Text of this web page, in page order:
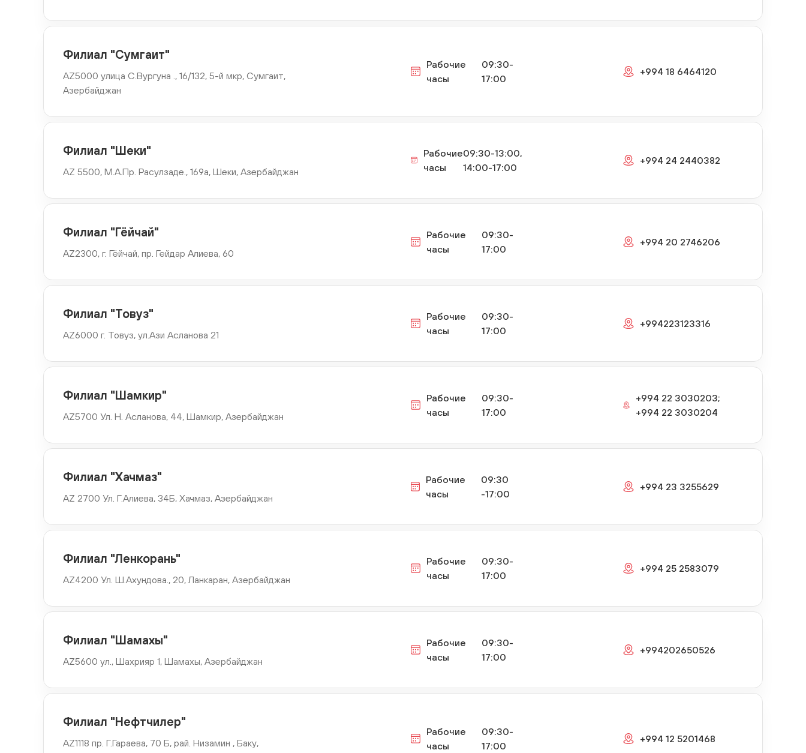
Филиал "Газах"
Шамоева, подъезд 20
Филиал "Мингечевир"
AZ 4500 г. Мингечевир, ул. Мирза Фатали Ахундова, 15/16А
Филиал "Шабран"
AZ1700 ,Пр. Г.Алиева, 115 А, Шабран Азербайджан
Филиал "Джалилабад"
AZ1500 .Пр. Г.Алиева, 142 А, Джалилабад, Азербайджан
AZ3100 г. Исмаиллы, пр. Гейдар Алиева, 97
Филиал "Евлах"
AZ6600 г. Евлах, пр. Гейдар Алиева, 47A
AZ1012 г. Баку, Ясамальский рай., Московский пр., 67,
Филиал "Гянджа"
AZ 2000, Гянджа, проспект Гейдар Алиев , вход 438
Филиал "Загатала"
AZ 4700,20 январь ул.18 А, Нефтчала, Азербайджан
Филиал "Сиязянь"
Филиал "Сумгаит"
AZ5000 улица С.Вургуна ., 16/132, 5-й мкр, Сумгаит,
Азербайджан
Рабочие
часы
09:30-
17:00
+994 18 6464120
Филиал "Шеки"
AZ 5500, M.А.Пр. Расулзаде., 169а, Шеки, Азербайджан
Рабочие
часы
09:30-13:00,
14:00-17:00
+994 24 2440382
Филиал "Гёйчай"
AZ2300, г. Гёйчай, пр. Гейдар Алиева, 60
Рабочие
часы
09:30-
17:00
+994 20 2746206
Филиал "Товуз"
AZ6000 г. Товуз, ул.Ази Асланова 21
Рабочие
часы
09:30-
17:00
+994223123316
Филиал "Шамкир"
AZ5700 Ул. H. Асланова, 44, Шамкир, Азербайджан
Рабочие
часы
09:30-
17:00
+994 22 3030203;
+994 22 3030204
Филиал "Хачмаз"
AZ 2700 Ул. Г.Алиева, 34Б, Хачмаз, Азербайджан
Рабочие
часы
09:30
-17:00
+994 23 3255629
Филиал "Ленкорань"
AZ4200 Ул. Ш.Ахундова., 20, Ланкаран, Азербайджан
Рабочие
часы
09:30-
17:00
+994 25 2583079
Филиал "Шамахы"
AZ5600 ул., Шахрияр 1, Шaмахы, Азербайджан
Рабочие
часы
09:30-
17:00
+994202650526
Филиал "Нефтчилер"
AZ1118 пр. Г.Гараева, 70 Б, рай. Низамин , Баку,
Рабочие
часы
09:30-
17:00
+994 12 5201468